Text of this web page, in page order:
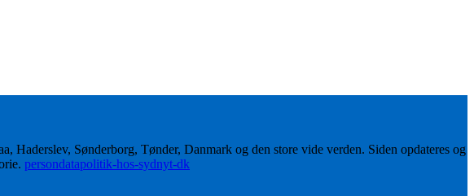
Haderslev, Sønderborg, Tønder, Danmark og den store vide verden. Siden opdateres og
persondatapolitik-hos-sydnyt-dk